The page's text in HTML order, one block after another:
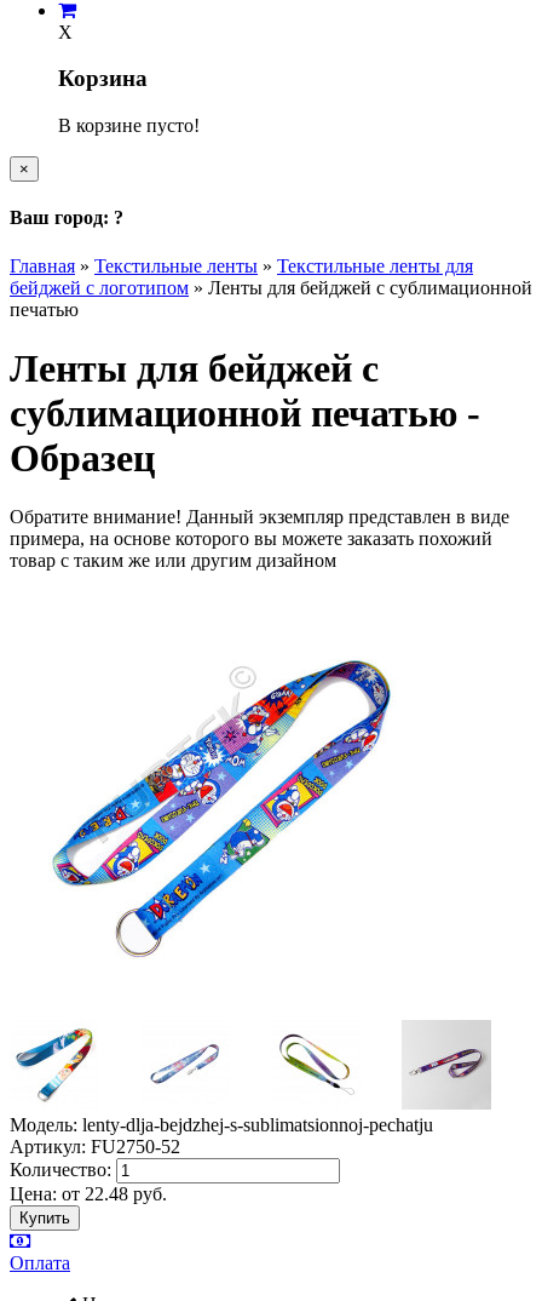
X
Корзина
В корзине пусто!
×
Ваш город: ?
Главная » Текстильные ленты » Текстильные ленты для
бейджей с логотипом » Ленты для бейджей с сублимационной
печатью
Ленты для бейджей с
сублимационной печатью -
Образец
Обратите внимание! Данный экземпляр представлен в виде
примера, на основе которого вы можете заказать похожий
товар с таким же или другим дизайном
Модель: lenty-dlja-bejdzhej-s-sublimatsionnoj-pechatju
Артикул: FU2750-52
Количество:
Цена: от 22.48 руб.
Оплата